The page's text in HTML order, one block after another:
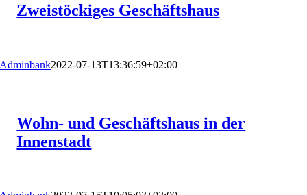
Zweistöckiges Geschäftshaus
Adminbank2022-07-13T13:36:59+02:00
Wohn- und Geschäftshaus in der
Innenstadt